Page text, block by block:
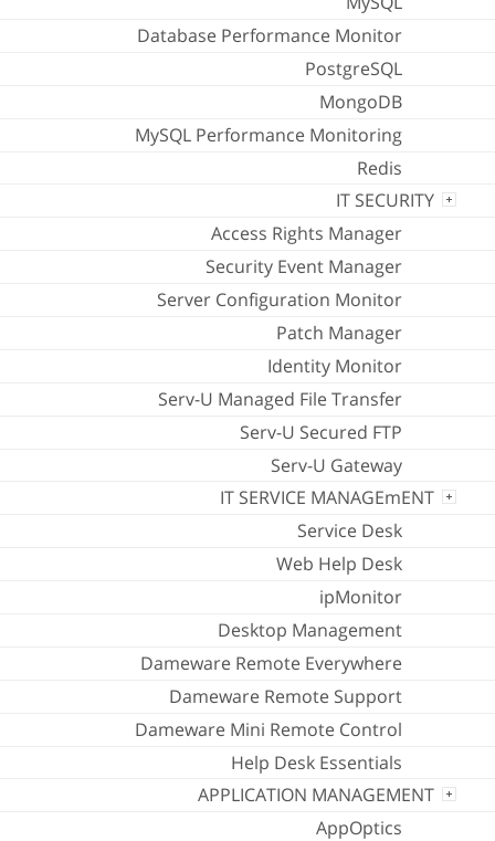
Database Performance Monitor
PostgreSQL
MongoDB
MySQL Performance Monitoring
Redis
IT SECURITY
Access Rights Manager
Security Event Manager
Server Configuration Monitor
Patch Manager
Identity Monitor
Serv-U Managed File Transfer
Serv-U Secured FTP
Serv-U Gateway
IT SERVICE MANAGEmENT
Service Desk
Web Help Desk
ipMonitor
Desktop Management
Dameware Remote Everywhere
Dameware Remote Support
Dameware Mini Remote Control
Help Desk Essentials
APPLICATION MANAGEMENT
AppOptics